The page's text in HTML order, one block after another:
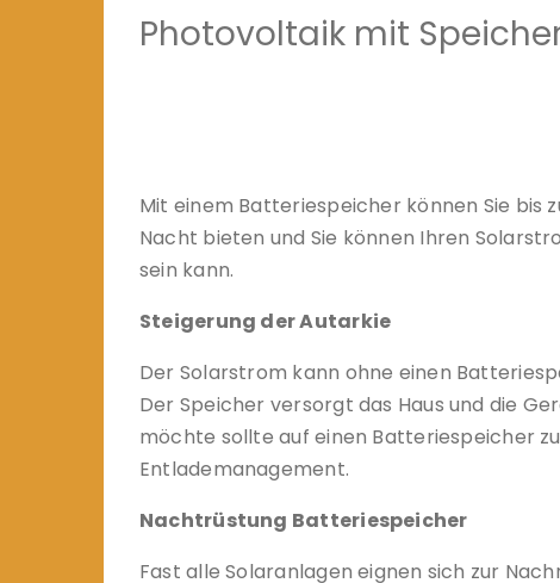
Photovoltaik mit
Mit einem Batteriespeicher können Sie bis
Nacht bieten und Sie können Ihren
sein kann.
Steigerung der Autarkie
Der Solarstrom kann ohne einen
Der Speicher versorgt das Haus und die
möchte sollte auf einen Batteriespeicher
Entlademanagement.
Nachtrüstung Batteriespeicher
Fast alle Solaranlagen eignen sich zur